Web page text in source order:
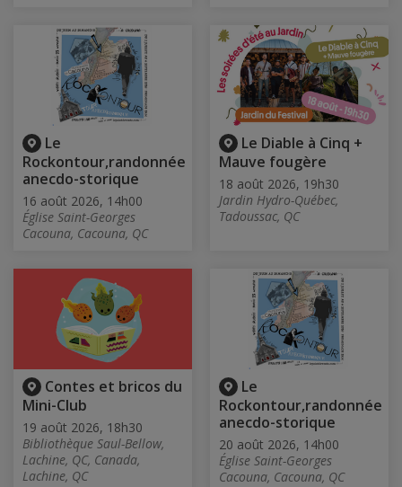
Le
Rockontour,randonnée
anecdo-storique
16 août 2026, 14h00
Église Saint-Georges
Cacouna, Cacouna, QC
Le Diable à Cinq +
Mauve fougère
18 août 2026, 19h30
Jardin Hydro-Québec,
Tadoussac, QC
Contes et bricos du
Mini-Club
19 août 2026, 18h30
Bibliothèque Saul-Bellow,
Lachine, QC, Canada,
Lachine, QC
Le
Rockontour,randonnée
anecdo-storique
20 août 2026, 14h00
Église Saint-Georges
Cacouna, Cacouna, QC